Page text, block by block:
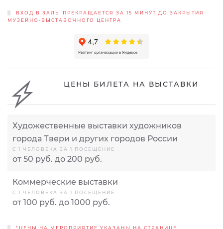
ВХОД В ЗАЛЫ ПРЕКРАЩАЕТСЯ ЗА 15 МИНУТ ДО ЗАКРЫТИЯ
МУЗЕЙНО-ВЫСТАВОЧНОГО ЦЕНТРА
ЦЕНЫ БИЛЕТА НА ВЫСТАВКИ
Художественные выставки художников
города Твери и других городов России
С 1 ЧЕЛОВЕКА ЗА 1 ПОСЕЩЕНИЕ
от 50 руб. до 200 руб.
Коммерческие выставки
С 1 ЧЕЛОВЕКА ЗА 1 ПОСЕЩЕНИЕ
от 100 руб. до 1000 руб.
*ЦЕНЫ НА МЕРОПРИЯТИЕ УКАЗАНЫ НА СТРАНИЦЕ